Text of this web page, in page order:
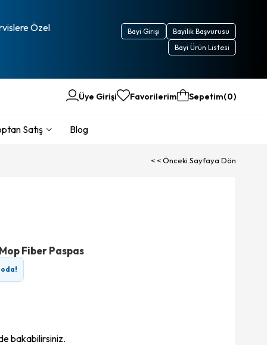
Özel Bayilik Başvurusu
Bayi Girişi
Bayi Ürün Listesi
Üye Girişi Favorilerim Sepetim 0
Satış Blog
< < Önceki Sayfaya Dön
Fiber Paspas
bakabilirsiniz.